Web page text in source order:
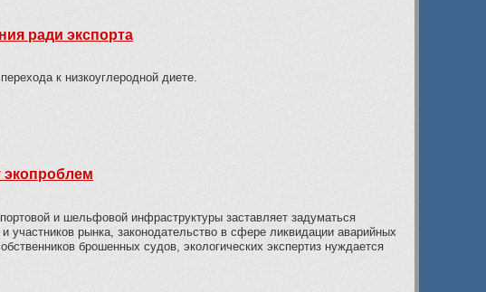
ради экспорта
к низкоуглеродной диете.
экопроблем
и шельфовой инфраструктуры заставляет задуматься
участников рынка, законодательство в сфере ликвидации аварийных
брошенных судов, экологических экспертиз нуждается